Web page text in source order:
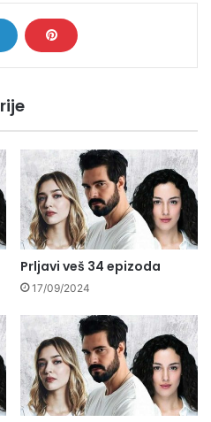
Prljavi veš 34 epizoda
17/09/2024